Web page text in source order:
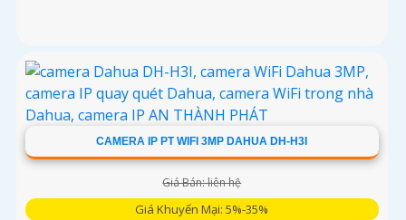
CAMERA IP PT WIFI 3MP DAHUA DH-H3I
Giá Bán: liên hệ
Giá Khuyến Mại: 5%-35%